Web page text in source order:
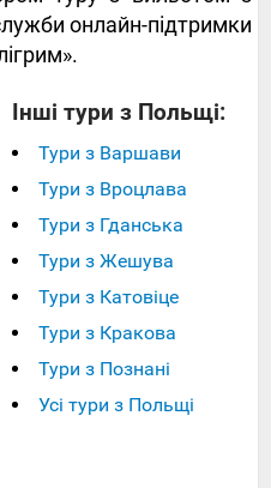
онлайн-підтримки
Інші тури з Польщі:
Тури з Варшави
Тури з Вроцлава
Тури з Гданська
Тури з Жешува
Тури з Катовіце
Тури з Кракова
Тури з Познані
Усі тури з Польщі